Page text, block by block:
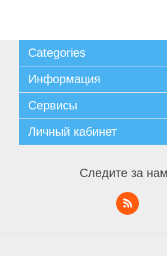
Categories
Информация
Доставка и возврат
Уведомление о конфиденциальности
Пользовательское соглашение
О нас
Сервисы
Новости
Блог
Список сравнения
Личный кабинет
Заявка на аккаунт поставщика
Следите за